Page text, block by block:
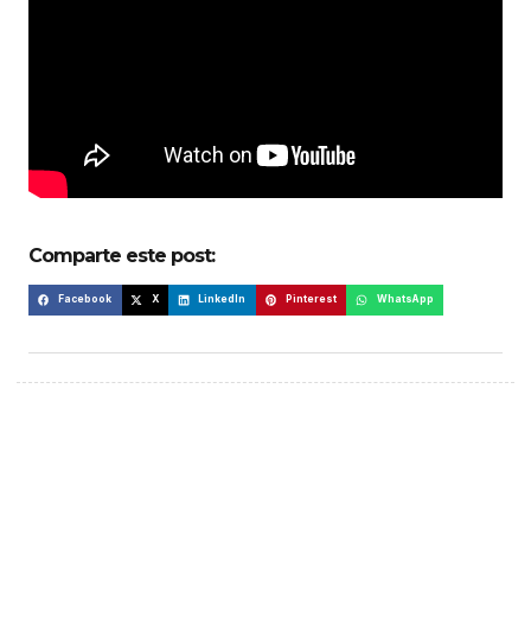
Comparte este post:
Facebook X LinkedIn Pinterest WhatsApp